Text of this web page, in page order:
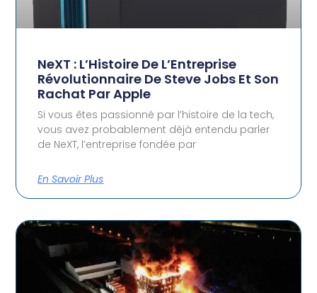
NeXT : L’Histoire De L’Entreprise
Révolutionnaire De Steve Jobs Et Son
Rachat Par Apple
Si vous êtes passionné par l’histoire de la tech,
vous avez probablement déjà entendu parler
de NeXT, l’entreprise fondée par
En Savoir Plus